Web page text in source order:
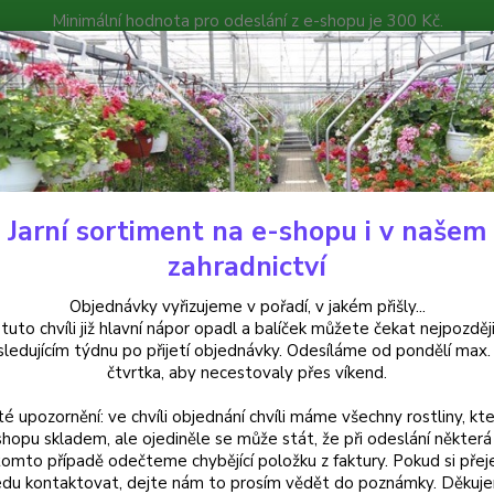
Minimální hodnota pro odeslání z e-shopu je 300 Kč.
můžete čekat nejpozději v následujícím týdnu po přijetí
Poradna Kontakty
Hledat
Fuchsie Whiteknight,s Amethyst -mrazuvzdorná 933
Amethyst -
díky
Jarní sortiment na e-shopu i v našem
zahradnictví
Objednávky vyřizujeme v pořadí, v jakém přišly...
chvíli již hlavní nápor opadl a balíček můžete čekat
týdnu po přijetí objednávky. Odesíláme od pondělí
čtvrtka, aby necestovaly přes víkend.
upozornění: ve chvíli objednání chvíli máme všechny rostliny,
skladem, ale ojediněle se může stát, že při odeslání některá
případě odečteme chybějící položku z faktury. Pokud si
kontaktovat, dejte nám to prosím vědět do poznámky.